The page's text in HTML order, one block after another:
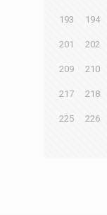
193 194
201 202
209 210
217 218
225 226